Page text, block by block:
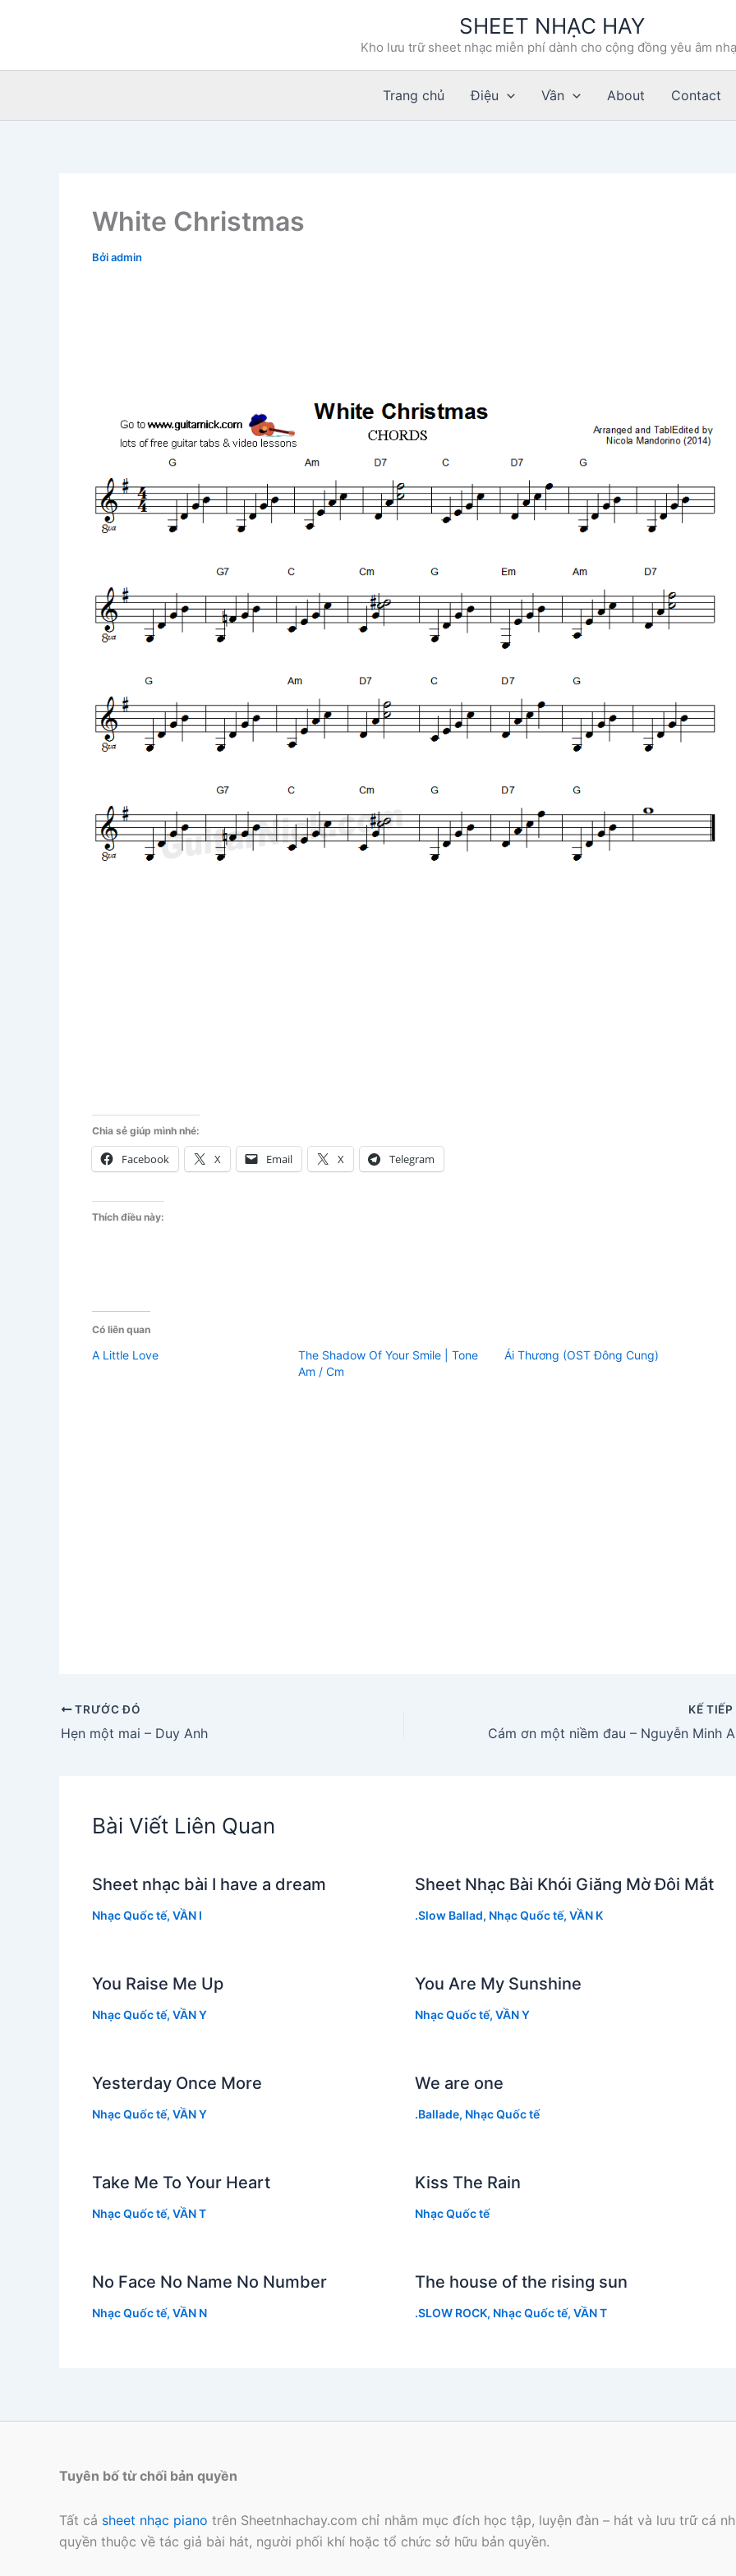
dung
SHEET NHẠC HAY
Kho lưu trữ sheet nhạc miễn phí dành cho cộng đồng yêu âm
Trang chủ Điệu Vần About Contact
White Christmas
Bởiadmin
Chia sẻ giúp mình nhé:
Facebook X Email X Telegram
Thích điều này:
Có liên quan
A Little Love
The Shadow Of Your Smile | Tone
Am / Cm
Ái Thương (OST Đông Cung)
TRƯỚC ĐÓ
Hẹn một mai – Duy Anh
KẾ TIẾP
Bài Viết Liên Quan
Sheet nhạc bài I have a dream
Nhạc Quốc tế, VẦN I
Sheet Nhạc Bài Khói Giăng Mờ Đôi Mắt
.Slow Ballad, Nhạc Quốc tế, VẦN K
You Raise Me Up
Nhạc Quốc tế, VẦN Y
You Are My Sunshine
Nhạc Quốc tế, VẦN Y
Yesterday Once More
Nhạc Quốc tế, VẦN Y
We are one
.Ballade, Nhạc Quốc tế
Take Me To Your Heart
Nhạc Quốc tế, VẦN T
Kiss The Rain
Nhạc Quốc tế
No Face No Name No Number
Nhạc Quốc tế, VẦN N
The house of the rising sun
.SLOW ROCK, Nhạc Quốc tế, VẦN T
Tuyên bố từ chối bản quyền
Tất cả sheet nhạc pianotrên Sheetnhachay.com chỉ nhằm mục đích học tập, luyện đàn – hát và lưu trữ cá
quyền thuộc về tác giả bài hát, người phối khí hoặc tổ chức sở hữu bản quyền.